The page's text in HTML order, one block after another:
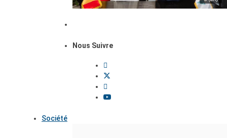
Nous Suivre
Société